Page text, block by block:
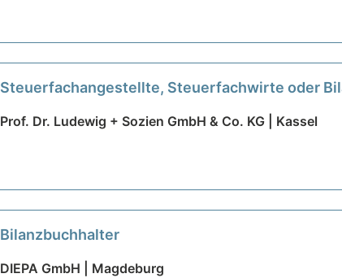
Steuerfachangestellte, Steuerfachwirte oder
Prof. Dr. Ludewig + Sozien GmbH & Co. KG | Kassel
Bilanzbuchhalter
DIEPA GmbH | Magdeburg